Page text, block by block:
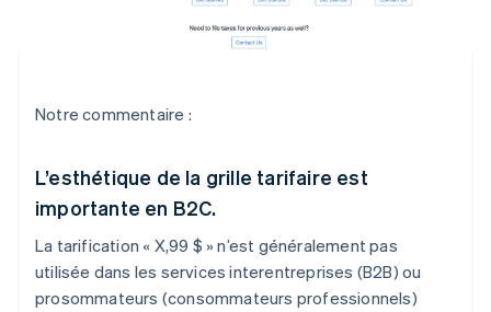
Notre commentaire :
L’esthétique de la grille tarifaire est
importante en B2C.
La tarification « X,99 $ » n’est généralement pas
utilisée dans les services interentreprises (B2B) ou
prosommateurs (consommateurs professionnels)